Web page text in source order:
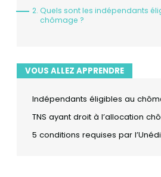
Quels sont les indépendants
chômage ?
VOUS ALLEZ APPRENDRE
Indépendants éligibles au
TNS ayant droit à l’allocation
5 conditions requises par